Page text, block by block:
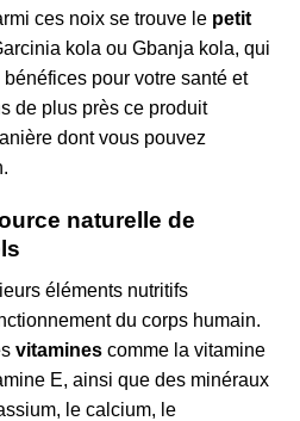
ces noix se trouve le petit
kola ou Gbanja kola, qui
pour votre santé et
de plus près ce produit
dont vous pouvez
naturelle de
éléments nutritifs
du corps humain.
vitamines comme la vitamine
E, ainsi que des minéraux
le calcium, le